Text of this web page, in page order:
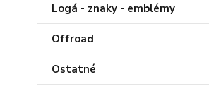
Logá - znaky - emblémy
Offroad
Ostatné